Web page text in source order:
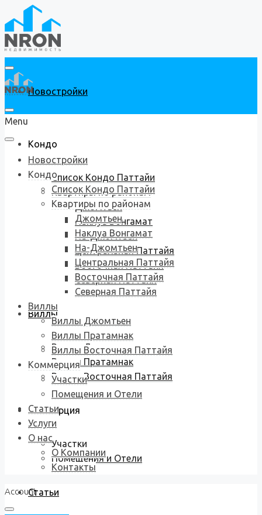
Новостройки
Кондо
Список Кондо Паттайи
Квартиры по районам
Джомтьен
Наклуа Вонгамат
На-Джомтьен
Центральная Паттайя
Восточная Паттайя
Северная Паттайя
Виллы
Виллы Джомтьен
Виллы Пратамнак
Виллы Восточная Паттайя
Коммерция
Участки
Помещения и Отели
Статьи
Menu
Новостройки
Кондо
Список Кондо Паттайи
Квартиры по районам
Джомтьен
Наклуа Вонгамат
На-Джомтьен
Центральная Паттайя
Восточная Паттайя
Северная Паттайя
Виллы
Виллы Джомтьен
Виллы Пратамнак
Виллы Восточная Паттайя
Коммерция
Участки
Помещения и Отели
Статьи
Услуги
О нас
О Компании
Контакты
Account